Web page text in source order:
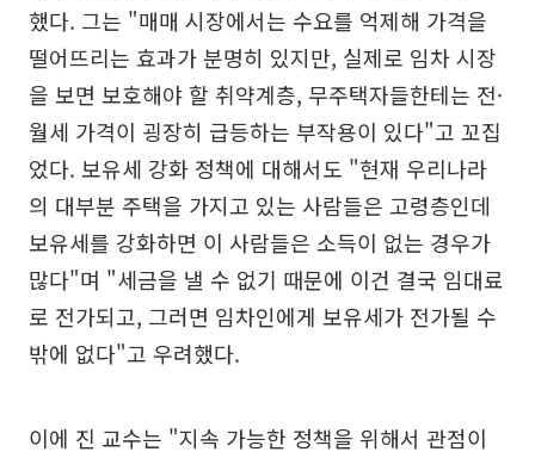
했다. 그는 "매매 시장에서는 수요를 억제해 가격을
떨어뜨리는 효과가 분명히 있지만, 실제로 임차 시장
을 보면 보호해야 할 취약계층, 무주택자들한테는 전·
월세 가격이 굉장히 급등하는 부작용이 있다"고 꼬집
었다. 보유세 강화 정책에 대해서도 "현재 우리나라
의 대부분 주택을 가지고 있는 사람들은 고령층인데
보유세를 강화하면 이 사람들은 소득이 없는 경우가
많다"며 "세금을 낼 수 없기 때문에 이건 결국 임대료
로 전가되고, 그러면 임차인에게 보유세가 전가될 수
밖에 없다"고 우려했다.
이에 진 교수는 "지속 가능한 정책을 위해서 관점이